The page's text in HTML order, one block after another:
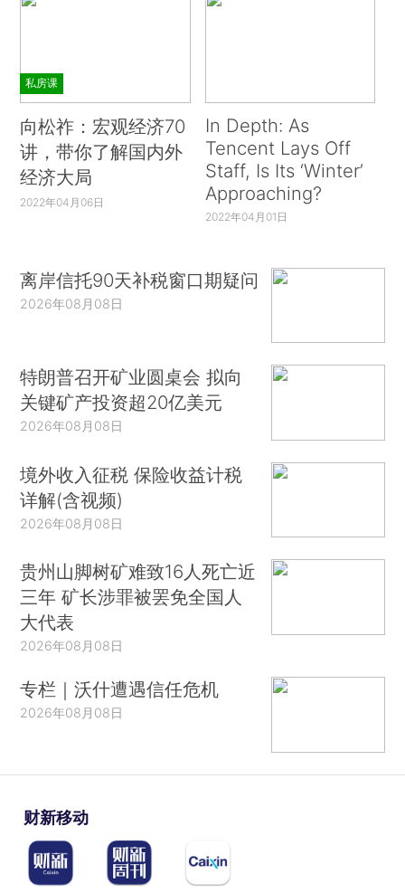
私房课
向松祚：宏观经济70
讲，带你了解国内外
经济大局
2022年04月06日
In Depth: As
Tencent Lays Off
Staff, Is Its ‘Winter’
Approaching?
2022年04月01日
离岸信托90天补税窗口期疑问
2026年08月08日
特朗普召开矿业圆桌会 拟向
关键矿产投资超20亿美元
2026年08月08日
境外收入征税 保险收益计税
详解(含视频)
2026年08月08日
贵州山脚树矿难致16人死亡近
三年 矿长涉罪被罢免全国人
大代表
2026年08月08日
专栏｜沃什遭遇信任危机
2026年08月08日
财新移动